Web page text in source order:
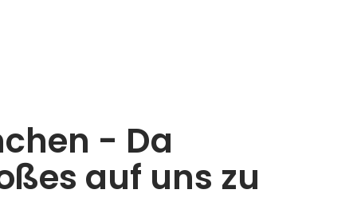
- Da
auf uns zu